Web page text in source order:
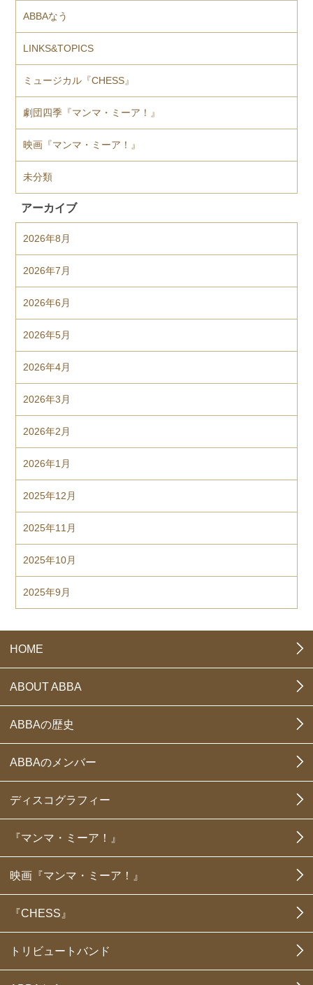
ABBAなう
LINKS&TOPICS
ミュージカル『CHESS』
劇団四季『マンマ・ミーア！』
映画『マンマ・ミーア！』
未分類
アーカイブ
2026年8月
2026年7月
2026年6月
2026年5月
2026年4月
2026年3月
2026年2月
2026年1月
2025年12月
2025年11月
2025年10月
2025年9月
HOME
ABOUT ABBA
ABBAの歴史
ABBAのメンバー
ディスコグラフィー
『マンマ・ミーア！』
映画『マンマ・ミーア！』
『CHESS』
トリビュートバンド